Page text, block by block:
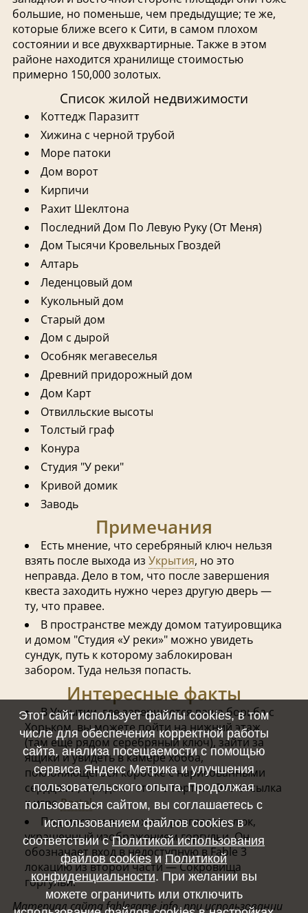
большие, но поменьше, чем предыдущие; те же,
которые ближе всего к Сити, в самом плохом
состоянии и все двухквартирные. Также в этом
районе находится хранилище стоимостью
примерно 150,000 золотых.
Список жилой недвижимости
Коттедж Паразитт
Хижина с черной трубой
Море патоки
Дом ворот
Кирпичи
Рахит Шеклтона
Последний Дом По Левую Руку (От Меня)
Дом Тысячи Кровельных Гвоздей
Алтарь
Леденцовый дом
Кукольный дом
Старый дом
Дом с дырой
Особняк мегавеселья
Древний придорожный дом
Дом Карт
Отвилльские высоты
Толстый граф
Конура
Студия "У реки"
Кривой домик
Заводь
Примечания
Есть мнение, что серебряный ключ нельзя
взять после выхода из Укрытия, но это
неправда. Дело в том, что после завершения
квеста заходить нужно через другую дверь —
ту, что правее.
В пространстве между домом татуировщика
и домом "Студия «У реки»" можно увидеть
сундук, путь к которому заблокирован
забором. Туда нельзя попасть.
Интересные факты
В Укрытии, где завершается ваша борьба с
Хорьком, вы можете пойти на нижний этаж
(там ещё рядом серебряный ключ), зайти за
ящики и увидеть в камере хобба,
поклоняющегося коробке с нарисованными
сердцами, а рядом - стол с тортом. Это отсылка
к игреPortal.
Под мостом вы можете разглядеть люк,
украшенный изображением горгульи. Он
обозначает вход в недоступную в Fable 3
локацию из второй части — Сокровища
горгульи.
Материал сайта fablegame.info, при использовании
Этот сайт использует файлы cookies, в том
числе для обеспечения корректной работы
сайта, анализа посещаемости с помощью
сервиса Яндекс Метрика и улучшения
пользовательского опыта. Продолжая
пользоваться сайтом, вы соглашаетесь с
использованием файлов cookies в
соответствии сПолитикой использования
файлов cookiesиПолитикой
конфиденциальности. При желании вы
можете ограничить или отключить